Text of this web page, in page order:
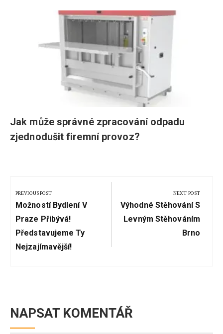
Jak může správné zpracování odpadu
zjednodušit firemní provoz?
pro
příspěvek
PREVIOUS POST
Previous
Post:
Možností Bydlení V
Praze Přibývá!
Představujeme Ty
Nejzajímavější!
NEXT POST
Next
Post:
Výhodné Stěhování S
Levným Stěhováním
Brno
NAPSAT KOMENTÁŘ